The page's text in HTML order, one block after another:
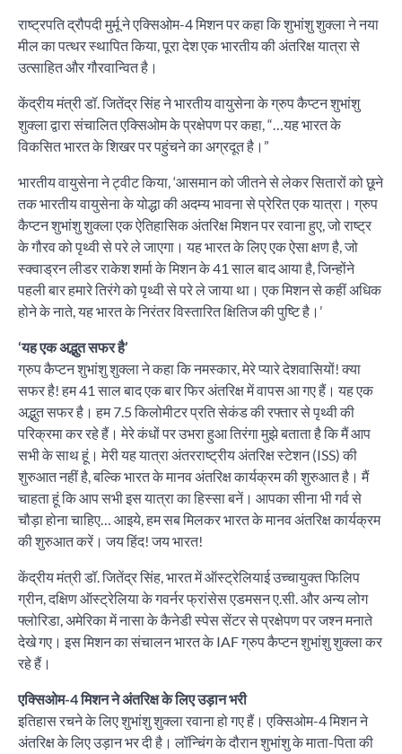
राष्ट्रपति द्रौपदी मुर्मू ने एक्सिओम-4 मिशन पर कहा कि शुभांशु शुक्ला ने नया
मील का पत्थर स्थापित किया, पूरा देश एक भारतीय की अंतरिक्ष यात्रा से
उत्साहित और गौरवान्वित है।
केंद्रीय मंत्री डॉ. जितेंद्र सिंह ने भारतीय वायुसेना के ग्रुप कैप्टन शुभांशु
शुक्ला द्वारा संचालित एक्सिओम के प्रक्षेपण पर कहा, “…यह भारत के
विकसित भारत के शिखर पर पहुंचने का अग्रदूत है।”
भारतीय वायुसेना ने ट्वीट किया, ‘आसमान को जीतने से लेकर सितारों को छूने
तक भारतीय वायुसेना के योद्धा की अदम्य भावना से प्रेरित एक यात्रा। ग्रुप
कैप्टन शुभांशु शुक्ला एक ऐतिहासिक अंतरिक्ष मिशन पर रवाना हुए, जो राष्ट्र
के गौरव को पृथ्वी से परे ले जाएगा। यह भारत के लिए एक ऐसा क्षण है, जो
स्क्वाड्रन लीडर राकेश शर्मा के मिशन के 41 साल बाद आया है, जिन्होंने
पहली बार हमारे तिरंगे को पृथ्वी से परे ले जाया था। एक मिशन से कहीं अधिक
होने के नाते, यह भारत के निरंतर विस्तारित क्षितिज की पुष्टि है।’
‘यह एक अद्भुत सफर है’
ग्रुप कैप्टन शुभांशु शुक्ला ने कहा कि नमस्कार, मेरे प्यारे देशवासियों! क्या
सफर है! हम 41 साल बाद एक बार फिर अंतरिक्ष में वापस आ गए हैं। यह एक
अद्भुत सफर है। हम 7.5 किलोमीटर प्रति सेकंड की रफ्तार से पृथ्वी की
परिक्रमा कर रहे हैं। मेरे कंधों पर उभरा हुआ तिरंगा मुझे बताता है कि मैं आप
सभी के साथ हूं। मेरी यह यात्रा अंतरराष्ट्रीय अंतरिक्ष स्टेशन (ISS) की
शुरुआत नहीं है, बल्कि भारत के मानव अंतरिक्ष कार्यक्रम की शुरुआत है। मैं
चाहता हूं कि आप सभी इस यात्रा का हिस्सा बनें। आपका सीना भी गर्व से
चौड़ा होना चाहिए… आइये, हम सब मिलकर भारत के मानव अंतरिक्ष कार्यक्रम
की शुरुआत करें। जय हिंद! जय भारत!
केंद्रीय मंत्री डॉ. जितेंद्र सिंह, भारत में ऑस्ट्रेलियाई उच्चायुक्त फिलिप
ग्रीन, दक्षिण ऑस्ट्रेलिया के गवर्नर फ्रांसेस एडमसन ए.सी. और अन्य लोग
फ्लोरिडा, अमेरिका में नासा के कैनेडी स्पेस सेंटर से प्रक्षेपण पर जश्न मनाते
देखे गए। इस मिशन का संचालन भारत के IAF ग्रुप कैप्टन शुभांशु शुक्ला कर
रहे हैं।
एक्सिओम-4 मिशन ने अंतरिक्ष के लिए उड़ान भरी
इतिहास रचने के लिए शुभांशु शुक्ला रवाना हो गए हैं। एक्सिओम-4 मिशन ने
अंतरिक्ष के लिए उड़ान भर दी है। लॉन्चिंग के दौरान शुभांशु के माता-पिता की